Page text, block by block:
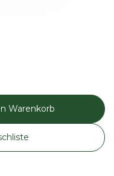
Warenkorb